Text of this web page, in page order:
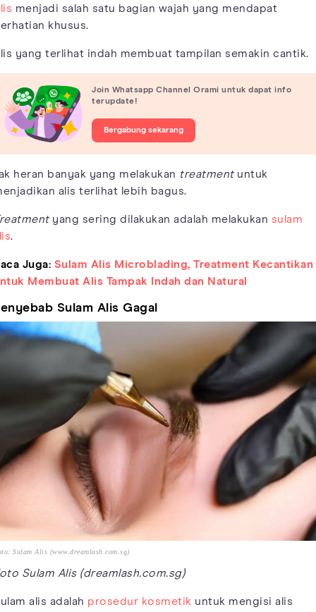
menjadi salah satu bagian wajah yang mendapat
khusus.
yang terlihat indah membuat tampilan semakin cantik.
Join Whatsapp Channel Orami untuk dapat info
terupdate!
Bergabung sekarang
heran banyak yang melakukan treatmentuntuk
alis terlihat lebih bagus.
yang sering dilakukan adalah melakukan sulam
.
Juga: Sulam Alis Microblading, Treatment Kecantikan
Membuat Alis Tampak Indah dan Natural
Sulam Alis Gagal
Sulam Alis (www.dreamlash.com.sg)
Sulam Alis (dreamlash.com.sg)
alis adalah prosedur kosmetik untuk mengisi alis